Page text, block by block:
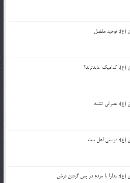
(ع): توحید مفضل
(ع): کدامیک عابدترند؟
(ع): نصرانی تشنه
(ع): دوستی اهل بیت
(ع): مدارا با مردم در پس گرفتن قرض